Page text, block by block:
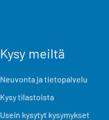
Kysy meiltä
Neuvonta ja tietopalvelu
Kysy tilastoista
Usein kysytyt kysymykset